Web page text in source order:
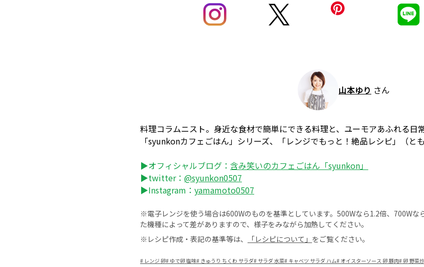
山本ゆり さん
料理コラムニスト。身近な食材で簡単にできる料理と、ユーモアあふれる日
「syunkonカフェごはん」シリーズ、「レンジでもっと！絶品レシピ」（と
▶オフィシャルブログ： 含み笑いのカフェごはん「syunkon」
▶twitter： @syunkon0507
▶Instagram： yamamoto0507
※電子レンジを使う場合は600Wのものを基準としています。500Wなら1.2倍、700Wな
た機種によって差がありますので、様子をみながら加熱してください。
※レシピ作成・表記の基準等は、
「レシピについて」 をご覧ください。
# レンジ 卵# ゆで卵 塩味# きゅうり ちくわ サラダ# サラダ 水菜# キャベツ サラダ ハム#オイスターソース 卵 豚肉#卵 野菜